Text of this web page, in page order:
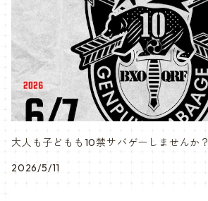
大人も子どもも10禁サバゲーしませんか？
2026/5/11